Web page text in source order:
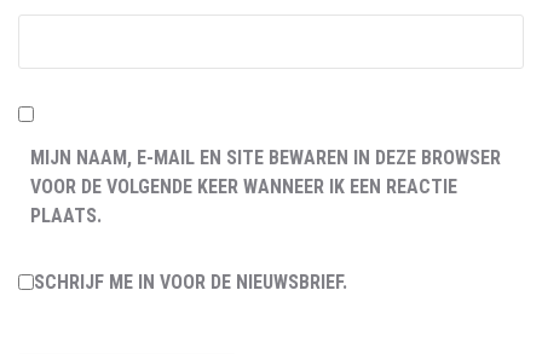
MIJN NAAM, E-MAIL EN SITE BEWAREN IN DEZE BROWSER
VOOR DE VOLGENDE KEER WANNEER IK EEN REACTIE
PLAATS.
SCHRIJF ME IN VOOR DE NIEUWSBRIEF.